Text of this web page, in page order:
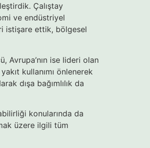
Çalıştay
ve endüstriyel
istişare ettik, bölgesel
Avrupa’nın ise lideri olan
kullanımı önlenerek
dışa bağımlılık da
konularında da
üzere ilgili tüm